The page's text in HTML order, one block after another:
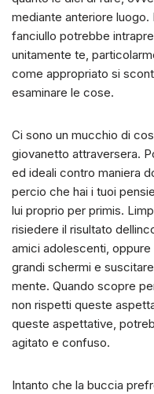
mediante anteriore luogo.
fanciullo potrebbe
unitamente te,
come appropriato si
esaminare le cose.
Ci sono un mucchio di
giovanetto attraversera.
ed ideali contro maniera
percio che hai i tuoi
lui proprio per primis.
risiedere il risultato
amici adolescenti,
grandi schermi e
mente. Quando scopre
non rispetti queste
queste aspettative,
agitato e confuso.
Intanto che la buccia